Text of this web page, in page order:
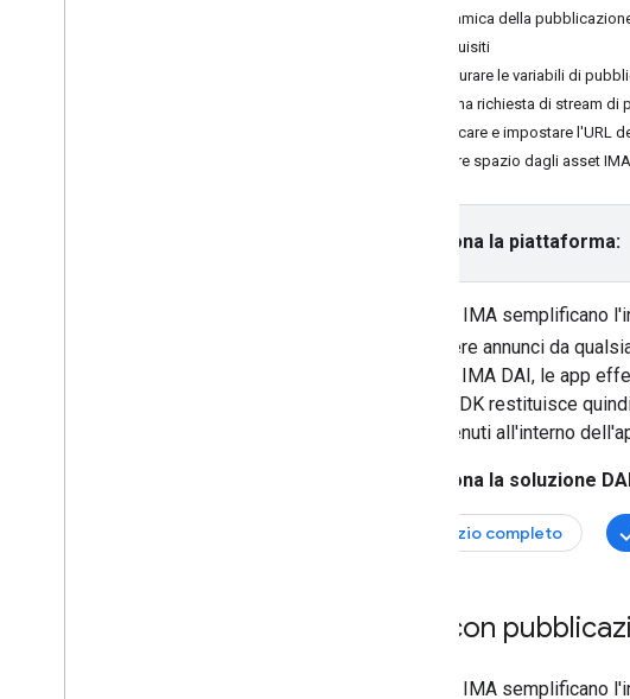
Panoramica della
Prerequisiti
Configurare le variabili di
Crea una richiesta di stream
Modificare e impostare l'URL
Liberare spazio dagli asset
Seleziona la piattaforma:
Gli SDK IMA semplificano
richiedere annunci da
gli SDK IMA DAI, le app
live. L'SDK restituisce
di contenuti all'interno
Seleziona la soluzione
Servizio completo
DAI con
Gli SDK IMA semplificano